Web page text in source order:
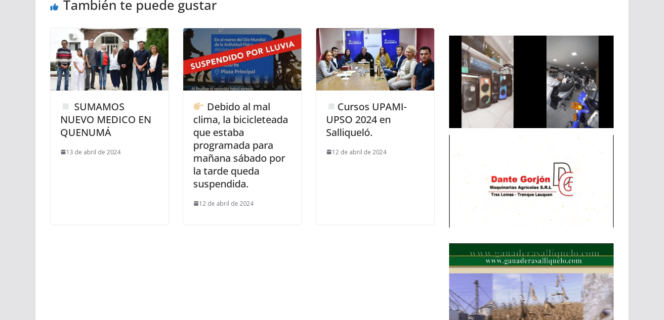
También te puede gustar
SUMAMOS
NUEVO MEDICO EN
QUENUMÁ
13 de abril de 2024
Debido al mal
clima, la bicicleteada
que estaba
programada para
mañana sábado por
la tarde queda
suspendida.
12 de abril de 2024
Cursos UPAMI-
UPSO 2024 en
Salliqueló.
12 de abril de 2024